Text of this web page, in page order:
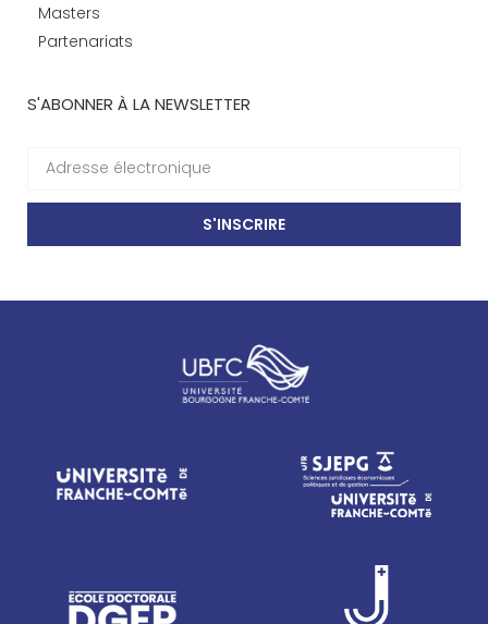
Masters
Partenariats
S'ABONNER À LA NEWSLETTER
S'INSCRIRE